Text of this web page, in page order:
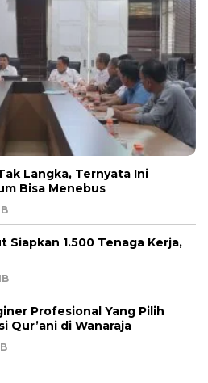
Langka, Ternyata Ini
Bisa Menebus
Siapkan 1.500 Tenaga Kerja,
Profesional Yang Pilih
Qur’ani di Wanaraja